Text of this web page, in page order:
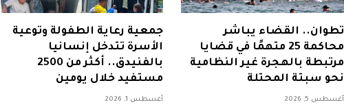
تطوان.. القضاء يباشر
محاكمة 25 متهمًا في قضايا
مرتبطة بالهجرة غير النظامية
نحو سبتة المحتلة
أغسطس 5, 2026
جمعية رعاية الطفولة وتوعية
الأسرة تتدخل إنسانيا
بالفنيدق.. أكثر من 2500
مستفيد خلال يومين
أغسطس 1, 2026